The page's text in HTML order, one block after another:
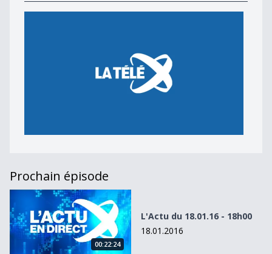
Prochain épisode
L&#039;Actu du 18.01.16 - 18h00
00:22:24
L'Actu du 18.01.16 - 18h00
18.01.2016